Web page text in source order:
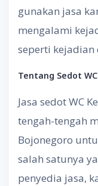
gunakan jasa
mengalami
seperti kejadian
Tentang Sedot WC
Jasa sedot WC
tengah-tengah
Bojonegoro
salah satunya
penyedia jasa,